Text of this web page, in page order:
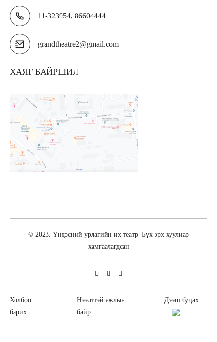
11-323954, 86604444
grandtheatre2@gmail.com
ХАЯГ БАЙРШИЛ
© 2023. Үндэсний урлагийн их театр. Бүх эрх хуулиар
хамгаалагдсан
Холбоо
барих
Нээлттэй ажлын
байр
Дээш буцах